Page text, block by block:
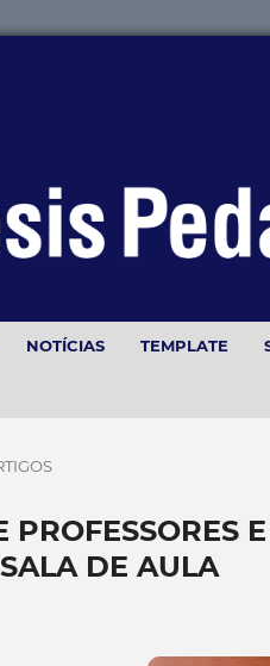
NOTÍCIAS TEMPLATE
DE AULA